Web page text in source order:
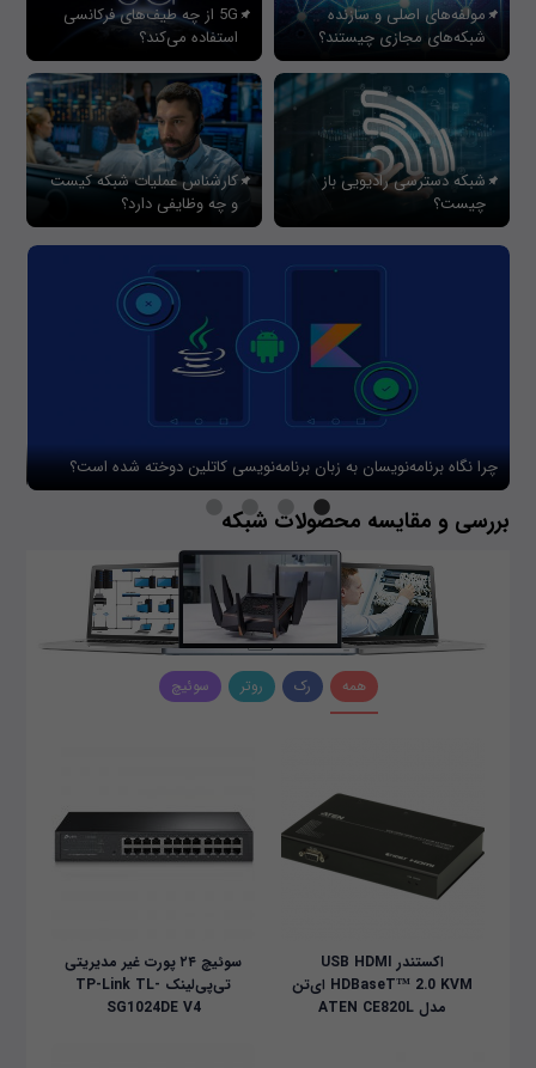
مولفه‌های اصلی و سازنده
شبکه‌های مجازی چیستند؟
5G از چه طیف‌های فرکانسی
استفاده می‌کند؟
شبکه دسترسی رادیویی باز
چیست؟
کارشناس عملیات شبکه کیست
و چه وظایفی دارد؟
چرا نگاه برنامه‌نویسان به زبان برنامه‌نویسی کاتلین دوخته شده است؟
بررسی و مقایسه محصولات شبکه
همه رک روتر سوئیچ
اکستندر USB HDMI
HDBaseT™ 2.0 KVM ای‌تن
مدل ATEN CE820L
سوئیچ ۲۴ پورت غیر مدیریتی
تی‌پی‌لینک TP-Link TL-
SG1024DE V4